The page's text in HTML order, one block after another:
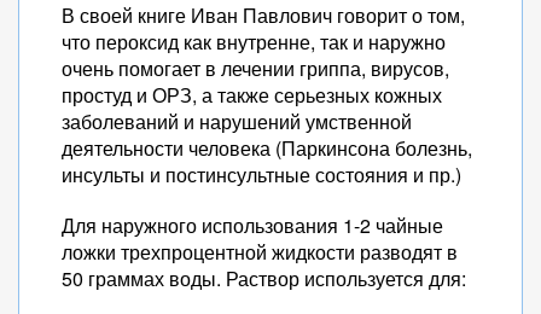
В своей книге Иван Павлович говорит о том,
что пероксид как внутренне, так и наружно
очень помогает в лечении гриппа, вирусов,
простуд и ОРЗ, а также серьезных кожных
заболеваний и нарушений умственной
деятельности человека (Паркинсона болезнь,
инсульты и постинсультные состояния и пр.)
Для наружного использования 1-2 чайные
ложки трехпроцентной жидкости разводят в
50 граммах воды. Раствор используется для: